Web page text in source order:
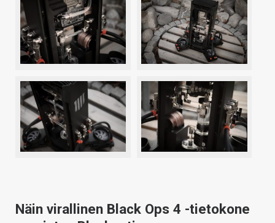
Näin virallinen Black Ops 4 -tietokone